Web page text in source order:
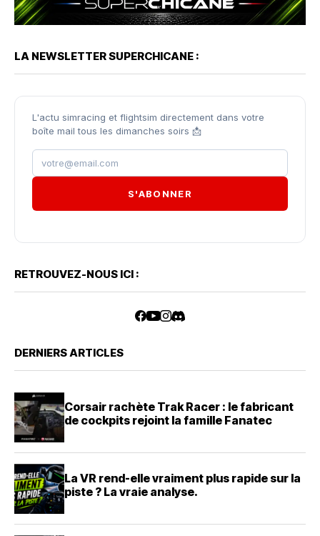
LA NEWSLETTER SUPERCHICANE :
L'actu simracing et flightsim directement dans votre
boîte mail tous les dimanches soirs 📩
S'ABONNER
RETROUVEZ-NOUS ICI :
DERNIERS ARTICLES
Corsair rachète Trak Racer : le fabricant
de cockpits rejoint la famille Fanatec
La VR rend-elle vraiment plus rapide sur la
piste ? La vraie analyse.